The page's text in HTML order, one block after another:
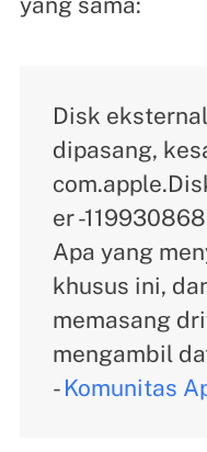
Disk
dipasang,
er -
Apa yang
khusus ini,
memasang
mengambil
- Komunitas